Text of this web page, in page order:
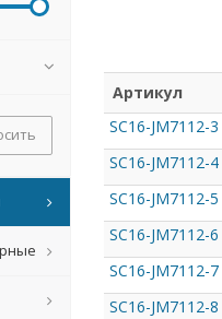
Артикул
SC16-JM7112-3
SC16-JM7112-4
SC16-JM7112-5
SC16-JM7112-6
SC16-JM7112-7
SC16-JM7112-8